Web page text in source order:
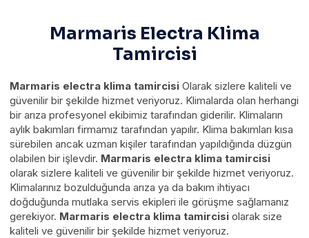
Marmaris Electra Klima
Tamircisi
Marmaris electra klima tamircisi Olarak sizlere kaliteli ve
güvenilir bir şekilde hizmet veriyoruz. Klimalarda olan herhangi
bir arıza profesyonel ekibimiz tarafından giderilir. Klimaların
aylık bakımları firmamız tarafından yapılır. Klima bakımları kısa
sürebilen ancak uzman kişiler tarafından yapıldığında düzgün
olabilen bir işlevdir. Marmaris electra klima tamircisi
olarak sizlere kaliteli ve güvenilir bir şekilde hizmet veriyoruz.
Klimalarınız bozulduğunda arıza ya da bakım ihtiyacı
doğduğunda mutlaka servis ekipleri ile görüşme sağlamanız
gerekiyor. Marmaris electra klima tamircisi olarak size
kaliteli ve güvenilir bir şekilde hizmet veriyoruz.